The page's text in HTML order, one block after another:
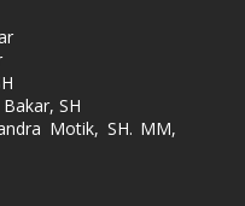
SH
Motik, SH. MM,